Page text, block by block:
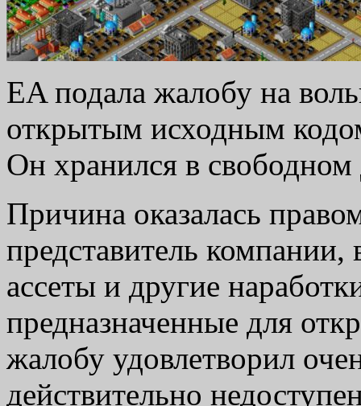
EA подала жалобу на
открытым исходным
Он хранился в
Причина оказалась
представитель
ассеты и другие
предназначенные для
жалобу удовлетворил
действительно